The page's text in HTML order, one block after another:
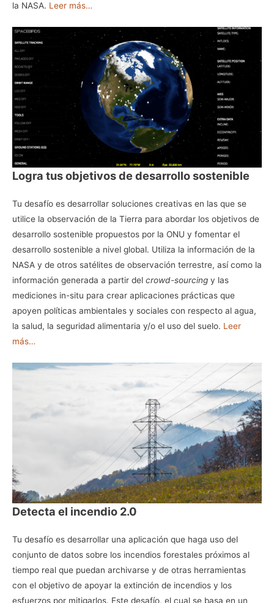
la NASA. Leer más…
Logra tus objetivos de desarrollo sostenible
Tu desafío es desarrollar soluciones creativas en las que se
utilice la observación de la Tierra para abordar los objetivos de
desarrollo sostenible propuestos por la ONU y fomentar el
desarrollo sostenible a nivel global. Utiliza la información de la
NASA y de otros satélites de observación terrestre, así como la
información generada a partir del crowd-sourcing y las
mediciones in-situ para crear aplicaciones prácticas que
apoyen políticas ambientales y sociales con respecto al agua,
la salud, la seguridad alimentaria y/o el uso del suelo. Leer
más…
Detecta el incendio 2.0
Tu desafío es desarrollar una aplicación que haga uso del
conjunto de datos sobre los incendios forestales próximos al
tiempo real que puedan archivarse y de otras herramientas
con el objetivo de apoyar la extinción de incendios y los
esfuerzos por mitigarlos. Este desafío, el cual se basa en un